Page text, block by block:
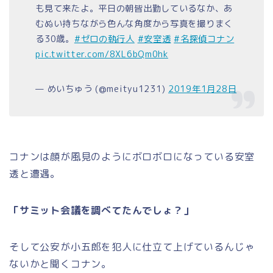
も見て来たよ。平日の朝皆出勤しているなか、あ
むぬい持ちながら色んな角度から写真を撮りまく
る30歳。 #ゼロの執行人 #安室透 #名探偵コナン
pic.twitter.com/8XL6bQm0hk
— めいちゅう (@meityu1231) 2019年1月28日
コナンは顔が風見のようにボロボロになっている安室
透と遭遇。
「サミット会議を調べてたんでしょ？」
そして公安が小五郎を犯人に仕立て上げているんじゃ
ないかと聞くコナン。